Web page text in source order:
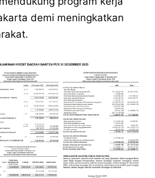
demi meningkatkan